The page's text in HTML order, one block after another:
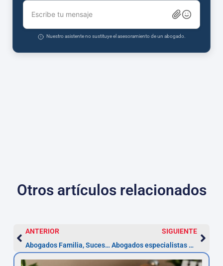
Escribe tu mensaje
Nuestro asistente no sustituye el asesoramiento de un abogado.
Otros artículos relacionados
ANTERIOR
Abogados Familia, Sucesiones y Donaciones en Valladolid
SIGUIENTE
Abogados especialistas en Derecho Bursátil en Valladolid